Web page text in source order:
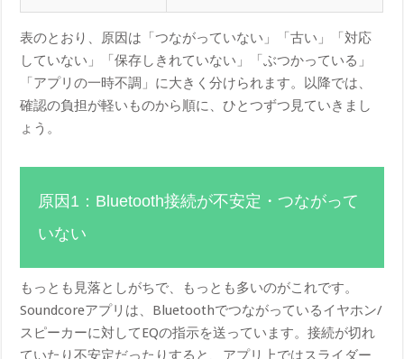
表のとおり、原因は「つながっていない」「古い」「対応
していない」「保存しきれていない」「ぶつかっている」
「アプリの一時不調」に大きく分けられます。以降では、
確認の負担が軽いものから順に、ひとつずつ見ていきまし
ょう。
原因1：Bluetooth接続が不安定・つながって
いない
もっとも見落としがちで、もっとも多いのがこれです。
Soundcoreアプリは、Bluetoothでつながっているイヤホン/
スピーカーに対してEQの指示を送っています。接続が切れ
ていたり不安定だったりすると、アプリ上ではスライダー